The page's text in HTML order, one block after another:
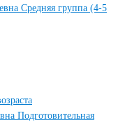
Средняя группа (4-5
Подготовительная